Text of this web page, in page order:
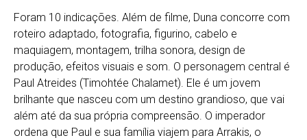
Foram 10 indicações. Além de filme, Duna concorre com
roteiro adaptado, fotografia, figurino, cabelo e
maquiagem, montagem, trilha sonora, design de
produção, efeitos visuais e som. O personagem central é
Paul Atreides (Timohtée Chalamet). Ele é um jovem
brilhante que nasceu com um destino grandioso, que vai
além até da sua própria compreensão. O imperador
ordena que Paul e sua família viajem para Arrakis, o